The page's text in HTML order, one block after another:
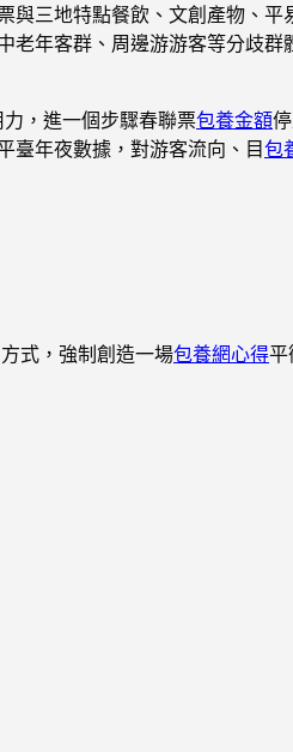
三地特點餐飲、文創產物、
年客群、周邊游游客等分歧
，進一個步驟春聯票包養金額
臺年夜數據，對游客流向、目包
式，強制創造一場包養網心得平